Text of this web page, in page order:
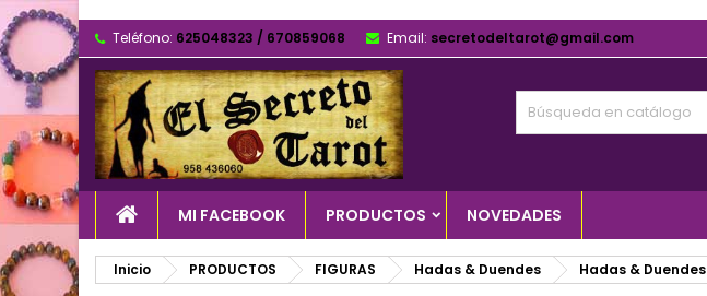
Teléfono: 625048323 / 670859068 Email: secretodeltarot@gmail.com
MI FACEBOOK PRODUCTOS NOVEDADES
Inicio PRODUCTOS FIGURAS Hadas & Duendes Hadas & Duendes